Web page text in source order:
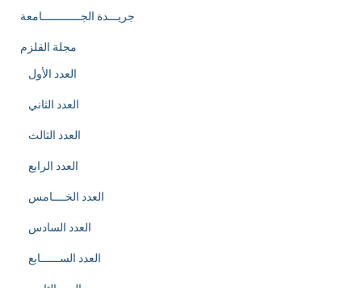
جريـــدة الجــــــــــــامعة
مجلة القلزم
العدد الأول
العدد الثاني
العدد الثالث
العدد الرابع
العدد الخــــامس
العدد السادس
العدد الســــــابع